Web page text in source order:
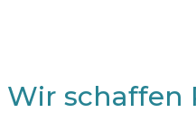
Wir schaffen